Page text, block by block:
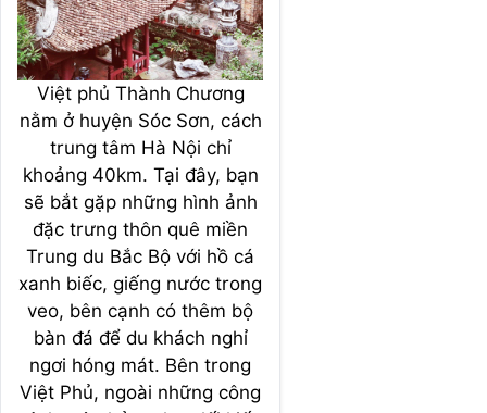
Việt phủ Thành Chương
nằm ở huyện Sóc Sơn, cách
trung tâm Hà Nội chỉ
khoảng 40km. Tại đây, bạn
sẽ bắt gặp những hình ảnh
đặc trưng thôn quê miền
Trung du Bắc Bộ với hồ cá
xanh biếc, giếng nước trong
veo, bên cạnh có thêm bộ
bàn đá để du khách nghỉ
ngơi hóng mát. Bên trong
Việt Phủ, ngoài những công